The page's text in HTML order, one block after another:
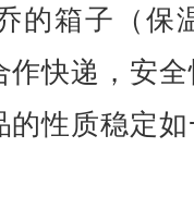
的箱子（保
作快递，安
的性质稳定